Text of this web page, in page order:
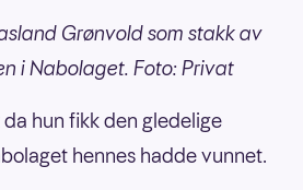
Grønvold som stakk av
i Nabolaget. Foto: Privat
hun fikk den gledelige
hennes hadde vunnet.